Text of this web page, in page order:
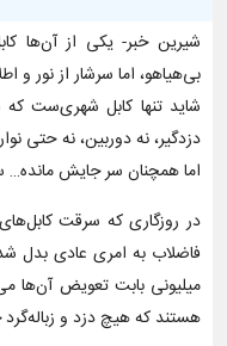
شیرین خبر- یکی از آن‌ها
بی‌هیاهو، اما سرشار از نور و
شاید تنها کابل شهری‌ست که
دزدگیر، نه دوربین، نه حتی
اما همچنان سر جایش مانده…
در روزگاری که سرقت
فاضلاب به امری عادی بدل
میلیونی بابت تعویض آن‌ها
هستند که هیچ دزد و